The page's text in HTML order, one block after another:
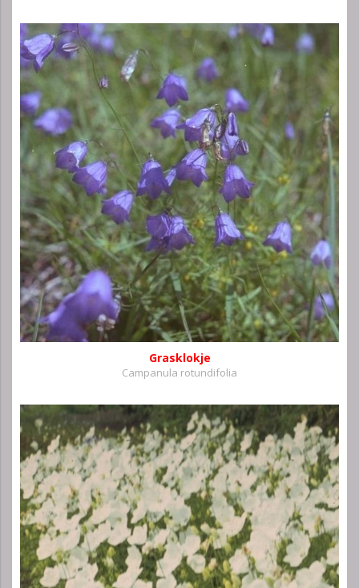
Grasklokje
Campanula rotundifolia